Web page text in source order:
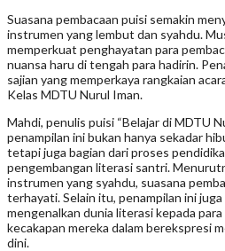
Suasana pembacaan puisi semakin
instrumen yang lembut dan syahdu.
memperkuat penghayatan para
nuansa haru di tengah para hadirin.
sajian yang memperkaya rangkaian
Kelas MDTU Nurul Iman.
Mahdi, penulis puisi “Belajar di MDTU
penampilan ini bukan hanya sekadar
tetapi juga bagian dari proses
pengembangan literasi santri.
instrumen yang syahdu, suasana
terhayati. Selain itu, penampilan ini
mengenalkan dunia literasi kepada
kecakapan mereka dalam berekspresi
dini.